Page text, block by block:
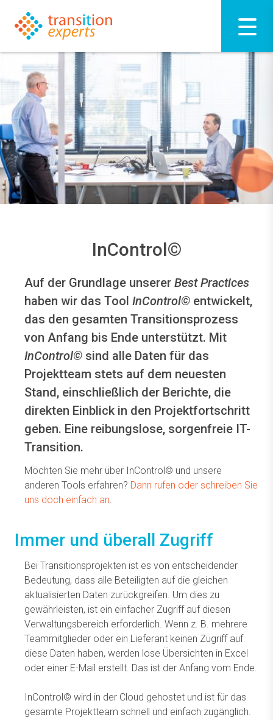
InControl©
Auf der Grundlage unserer Best Practices
haben wir das Tool InControl© entwickelt,
das den gesamten Transitionsprozess
von Anfang bis Ende unterstützt. Mit
InControl© sind alle Daten für das
Projektteam stets auf dem neuesten
Stand, einschließlich der Berichte, die
direkten Einblick in den Projektfortschritt
geben. Eine reibungslose, sorgenfreie IT-
Transition.
Möchten Sie mehr über InControl© und unsere
anderen Tools erfahren? Dann rufen oder schreiben Sie
uns doch einfach an.
Immer und überall Zugriff
Bei Transitionsprojekten ist es von entscheidender
Bedeutung, dass alle Beteiligten auf die gleichen
aktualisierten Daten zurückgreifen. Um dies zu
gewährleisten, ist ein einfacher Zugriff auf diesen
Verwaltungsbereich erforderlich. Wenn z. B. mehrere
Teammitglieder oder ein Lieferant keinen Zugriff auf
diese Daten haben, werden lose Übersichten in Excel
oder einer E-Mail erstellt. Das ist der Anfang vom Ende.
InControl© wird in der Cloud gehostet und ist für das
gesamte Projektteam schnell und einfach zugänglich.